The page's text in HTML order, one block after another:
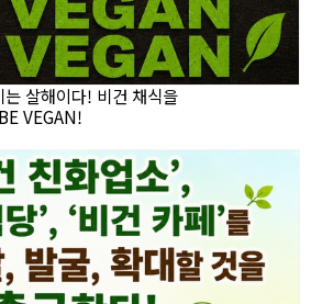
살해이다! 비건 채식을
VEGAN!